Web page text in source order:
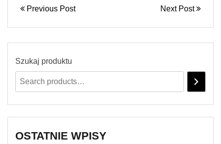
Previous Post Next Post
Szukaj produktu
OSTATNIE WPISY